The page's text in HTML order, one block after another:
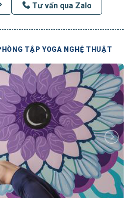
Tư vấn qua Zalo
TẬP YOGA NGHỆ THUẬT